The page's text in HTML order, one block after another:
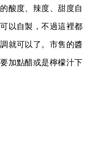
酸度、辣度、甜度自
以自製，不過這裡都
就可以了。市售的醬
加點醋或是檸檬汁下